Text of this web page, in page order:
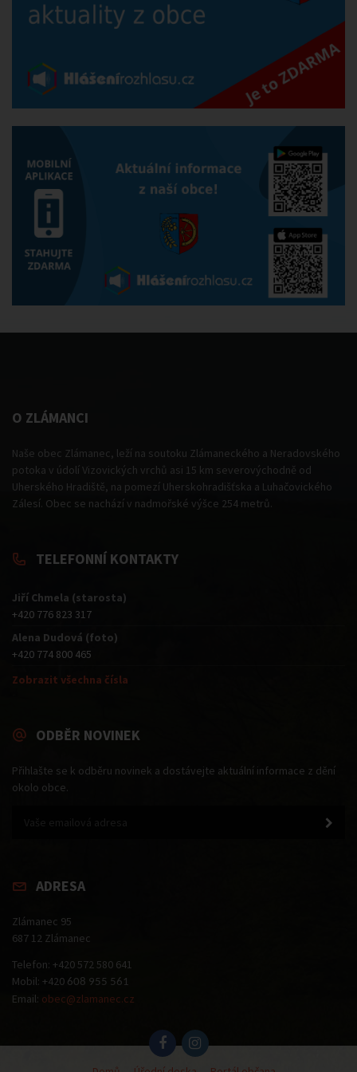
O ZLÁMANCI
Naše obec Zlámanec, leží na soutoku Zlámaneckého a Neradovského
potoka v údolí Vizovických vrchů asi 15 km severovýchodně od
Uherského Hradiště, na pomezí Uherskohradišťska a Luhačovického
Zálesí. Obec se nachází v nadmořské výšce 254 metrů.
TELEFONNÍ KONTAKTY
Jiří Chmela (starosta)
+420 776 823 317
Alena Dudová (foto)
+420 774 800 465
Zobrazit všechna čísla
ODBĚR NOVINEK
Přihlašte se k odběru novinek a dostávejte aktuální informace z dění
okolo obce.
ADRESA
Zlámanec 95
687 12 Zlámanec
Telefon: +420 572 580 641
Mobil: +420 608 955 561
Email: obec@zlamanec.cz